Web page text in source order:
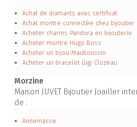
Achat de diamants avec certificat
Achat montre connectée chez bijoutier
Acheter charms Pandora en bijouterie
Acheter montre Hugo Boss
Acheter un bijou Mauboussin
Acheter un bracelet Gigi Clozeau
Morzine
Maison JUVET Bijoutier Joailler
de :
Annemasse